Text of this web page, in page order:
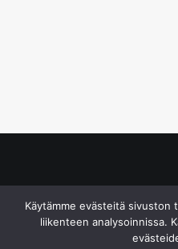
Käytämme evästeitä sivuston
liikenteen analysoinnissa.